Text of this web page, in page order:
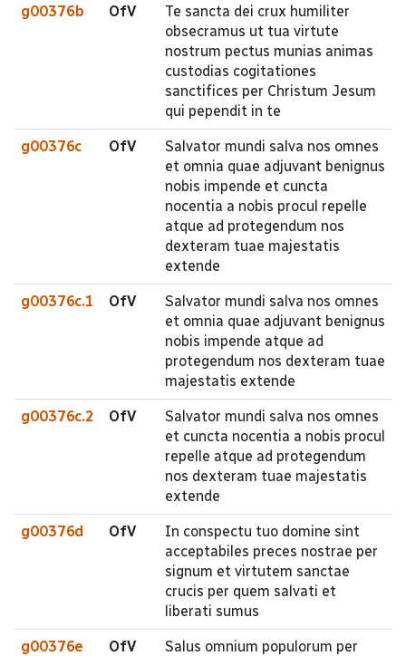
g00376b OfV
Te sancta dei crux humiliter
obsecramus ut tua virtute
nostrum pectus munias animas
custodias cogitationes
sanctifices per Christum Jesum
qui pependit in te
g00376c OfV
Salvator mundi salva nos omnes
et omnia quae adjuvant benignus
nobis impende et cuncta
nocentia a nobis procul repelle
atque ad protegendum nos
dexteram tuae majestatis
extende
g00376c.1 OfV
Salvator mundi salva nos omnes
et omnia quae adjuvant benignus
nobis impende atque ad
protegendum nos dexteram tuae
majestatis extende
g00376c.2 OfV
Salvator mundi salva nos omnes
et cuncta nocentia a nobis procul
repelle atque ad protegendum
nos dexteram tuae majestatis
extende
g00376d OfV
In conspectu tuo domine sint
acceptabiles preces nostrae per
signum et virtutem sanctae
crucis per quem salvati et
liberati sumus
g00376e OfV
Salus omnium populorum per